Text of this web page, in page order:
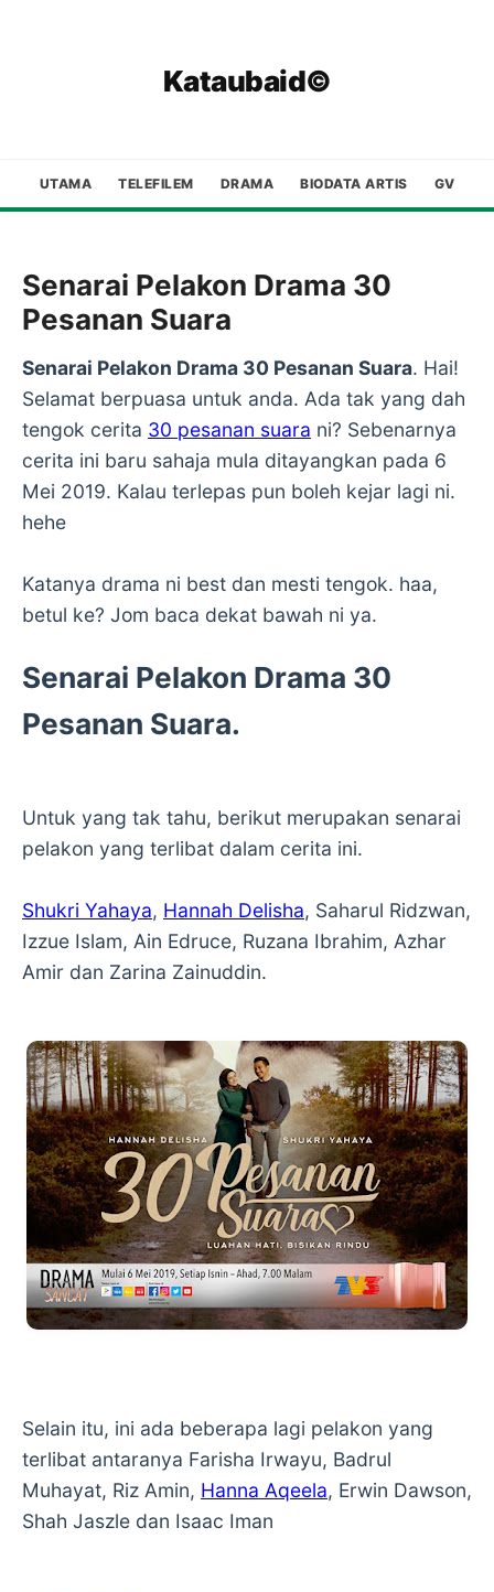
Kataubaid©
UTAMA TELEFILEM DRAMA BIODATA ARTIS GV
Senarai Pelakon Drama 30
Pesanan Suara
Senarai Pelakon Drama 30 Pesanan Suara. Hai!
Selamat berpuasa untuk anda. Ada tak yang dah
tengok cerita 30 pesanan suara ni? Sebenarnya
cerita ini baru sahaja mula ditayangkan pada 6
Mei 2019. Kalau terlepas pun boleh kejar lagi ni.
hehe
Katanya drama ni best dan mesti tengok. haa,
betul ke? Jom baca dekat bawah ni ya.
Senarai Pelakon Drama 30
Pesanan Suara.
Untuk yang tak tahu, berikut merupakan senarai
pelakon yang terlibat dalam cerita ini.
Shukri Yahaya, Hannah Delisha, Saharul Ridzwan,
Izzue Islam, Ain Edruce, Ruzana Ibrahim, Azhar
Amir dan Zarina Zainuddin.
Selain itu, ini ada beberapa lagi pelakon yang
terlibat antaranya Farisha Irwayu, Badrul
Muhayat, Riz Amin, Hanna Aqeela, Erwin Dawson,
Shah Jaszle dan Isaac Iman